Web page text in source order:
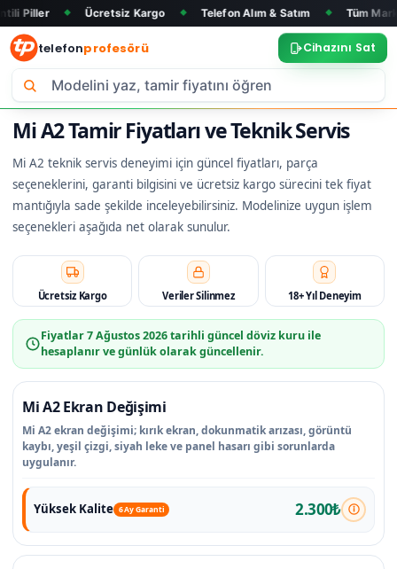
Ücretsiz Kargo ◆ Telefon Alım & Satım ◆ Tüm Marka ve
telefonprofesörü Cihazını Sat
Mi A2 Tamir Fiyatları ve Teknik Servis
Mi A2 teknik servis deneyimi için güncel fiyatları, parça
seçeneklerini, garanti bilgisini ve ücretsiz kargo sürecini tek fiyat
mantığıyla sade şekilde inceleyebilirsiniz. Modelinize uygun işlem
seçenekleri aşağıda net olarak sunulur.
Ücretsiz Kargo Veriler Silinmez 18+ Yıl Deneyim
Fiyatlar7 Ağustos 2026tarihli güncel döviz kuru ile
hesaplanır ve günlük olarak güncellenir.
Mi A2 Ekran Değişimi
Mi A2 ekran değişimi; kırık ekran, dokunmatik arızası, görüntü
kaybı, yeşil çizgi, siyah leke ve panel hasarı gibi sorunlarda
uygulanır.
Yüksek Kalite 6 Ay Garanti 2.300₺